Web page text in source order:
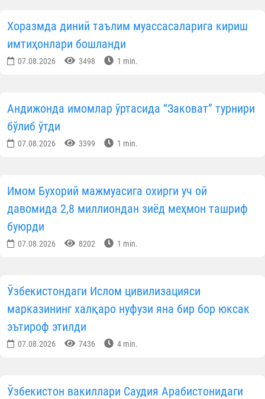
Хоразмда диний таълим муассасаларига кириш
имтиҳонлари бошланди
07.08.2026 3498 1 min.
Андижонда имомлар ўртасида “Заковат” турнири
бўлиб ўтди
07.08.2026 3399 1 min.
Имом Бухорий мажмуасига охирги уч ой
давомида 2,8 миллиондан зиёд меҳмон ташриф
буюрди
07.08.2026 8202 1 min.
Ўзбекистондаги Ислом цивилизацияси
марказининг халқаро нуфузи яна бир бор юксак
эътироф этилди
07.08.2026 7436 4 min.
Ўзбекистон вакиллари Саудия Арабистонидаги